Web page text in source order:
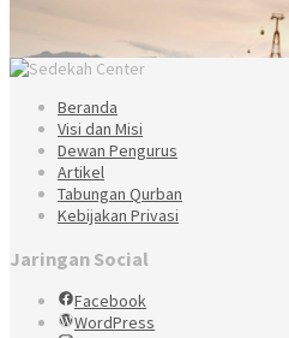
Beranda
Visi dan Misi
Dewan Pengurus
Artikel
Tabungan Qurban
Kebijakan Privasi
Jaringan Social
Facebook
WordPress